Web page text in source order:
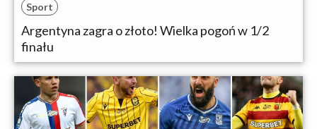
Sport
Argentyna zagra o złoto! Wielka pogoń w 1/2
finału